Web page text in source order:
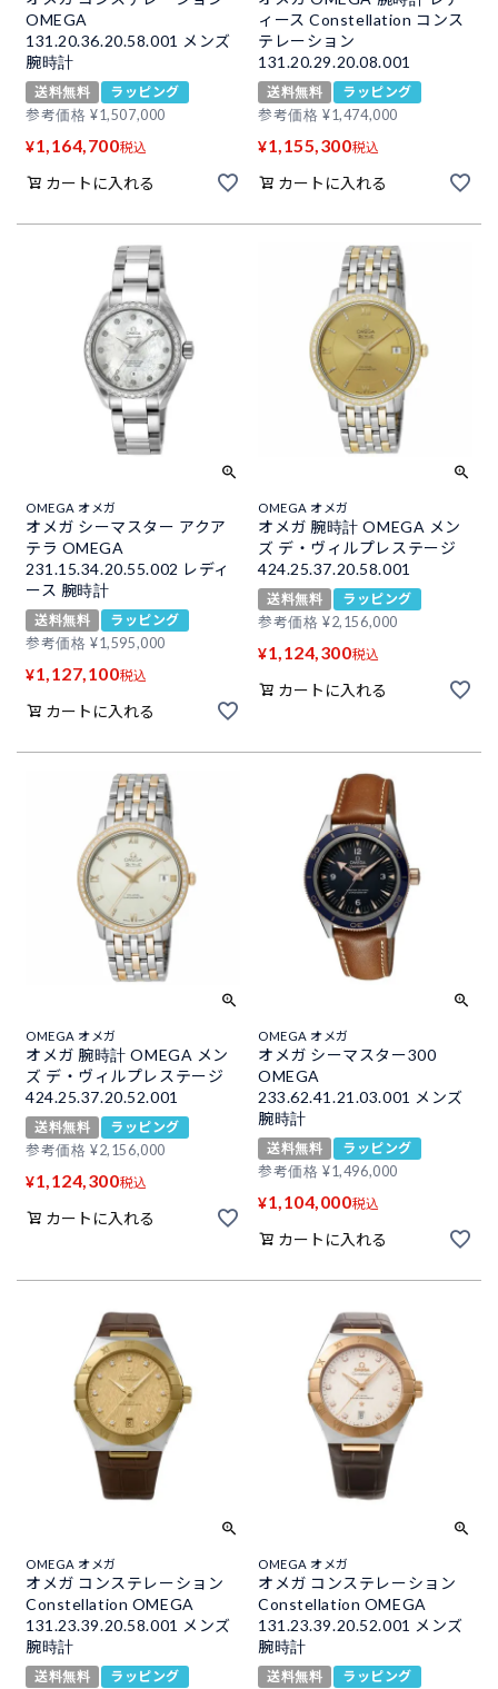
OMEGA
131.20.36.20.58.001 メンズ
腕時計
送料無料
ラッピング
参考価格 ¥1,507,000
¥1,164,700税込
カートに入れる
ィース Constellation コンス
テレーション
131.20.29.20.08.001
送料無料
ラッピング
参考価格 ¥1,474,000
¥1,155,300税込
カートに入れる
OMEGA オメガ
オメガ シーマスター アクア
テラ OMEGA
231.15.34.20.55.002 レディ
ース 腕時計
送料無料
ラッピング
参考価格 ¥1,595,000
¥1,127,100税込
カートに入れる
OMEGA オメガ
オメガ 腕時計 OMEGA メン
ズ デ・ヴィルプレステージ
424.25.37.20.58.001
送料無料
ラッピング
参考価格 ¥2,156,000
¥1,124,300税込
カートに入れる
OMEGA オメガ
オメガ 腕時計 OMEGA メン
ズ デ・ヴィルプレステージ
424.25.37.20.52.001
送料無料
ラッピング
参考価格 ¥2,156,000
¥1,124,300税込
カートに入れる
OMEGA オメガ
オメガ シーマスター300
OMEGA
233.62.41.21.03.001 メンズ
腕時計
送料無料
ラッピング
参考価格 ¥1,496,000
¥1,104,000税込
カートに入れる
OMEGA オメガ
オメガ コンステレーション
Constellation OMEGA
131.23.39.20.58.001 メンズ
腕時計
送料無料
ラッピング
OMEGA オメガ
オメガ コンステレーション
Constellation OMEGA
131.23.39.20.52.001 メンズ
腕時計
送料無料
ラッピング